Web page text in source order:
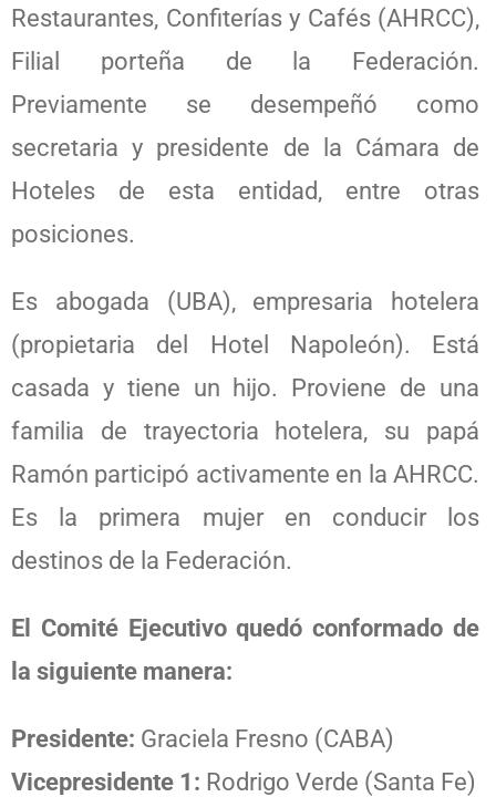
Restaurantes, Confiterías y Cafés (AHRCC),
Filial porteña de la Federación.
Previamente se desempeñó como
secretaria y presidente de la Cámara de
Hoteles de esta entidad, entre otras
posiciones.
Es abogada (UBA), empresaria hotelera
(propietaria del Hotel Napoleón). Está
casada y tiene un hijo. Proviene de una
familia de trayectoria hotelera, su papá
Ramón participó activamente en la AHRCC.
Es la primera mujer en conducir los
destinos de la Federación.
El Comité Ejecutivo quedó conformado de
la siguiente manera:
Presidente: Graciela Fresno (CABA)
Vicepresidente 1: Rodrigo Verde (Santa Fe)